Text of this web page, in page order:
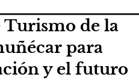
Turismo de la
para
y el futuro